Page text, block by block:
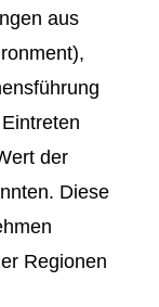
aus
der
Diese
Regionen